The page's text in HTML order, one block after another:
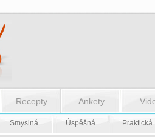
Recepty Ankety
Smyslná Úspěšná Praktická